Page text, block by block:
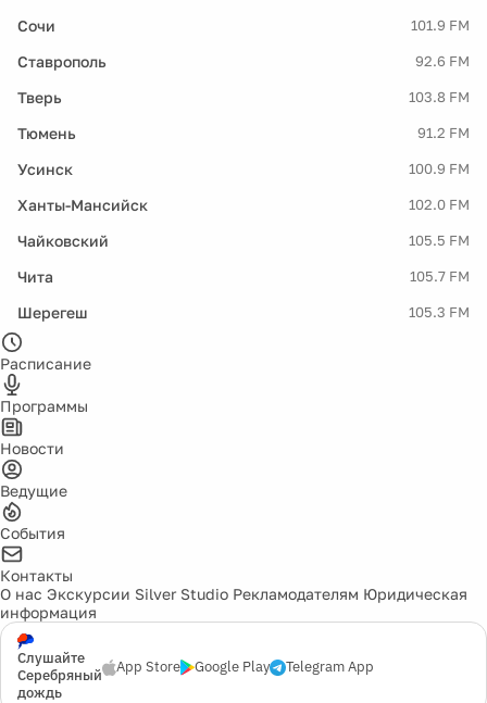
Сочи 101.9 FM
Ставрополь 92.6 FM
Тверь 103.8 FM
Тюмень 91.2 FM
Усинск 100.9 FM
Ханты-Мансийск 102.0 FM
Чайковский 105.5 FM
Чита 105.7 FM
Шерегеш 105.3 FM
Расписание
Программы
Новости
Ведущие
События
Контакты
О нас Экскурсии Silver Studio Рекламодателям Юридическая
информация
Слушайте
Серебряный
дождь
App Store Google Play Telegram App